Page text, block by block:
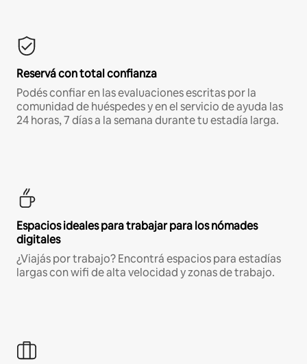
Reservá con total confianza
Podés confiar en las evaluaciones escritas por la
comunidad de huéspedes y en el servicio de ayuda las
24 horas, 7 días a la semana durante tu estadía larga.
Espacios ideales para trabajar para los nómades
digitales
¿Viajás por trabajo? Encontrá espacios para estadías
largas con wifi de alta velocidad y zonas de trabajo.